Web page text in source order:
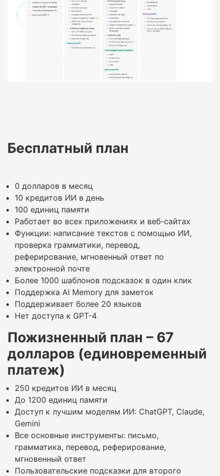
Бесплатный план
0 долларов в месяц
10 кредитов ИИ в день
100 единиц памяти
Работает во всех приложениях и веб-сайтах
Функции: написание текстов с помощью ИИ,
проверка грамматики, перевод,
реферирование, мгновенный ответ по
электронной почте
Более 1000 шаблонов подсказок в один клик
Поддержка AI Memory для заметок
Поддерживает более 20 языков
Нет доступа к GPT-4
Пожизненный план – 67
долларов (единовременный
платеж)
250 кредитов ИИ в месяц
До 1200 единиц памяти
Доступ к лучшим моделям ИИ: ChatGPT, Claude,
Gemini
Все основные инструменты: письмо,
грамматика, перевод, реферирование,
мгновенный ответ
Пользовательские подсказки для второго